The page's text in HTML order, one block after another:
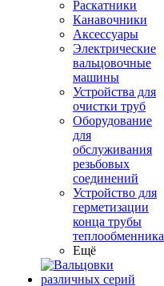
Раскатники
Канавочники
Аксессуары
Электрические
вальцовочные
машины
Устройства для
очистки труб
Оборудование
для
обслуживания
резьбовых
соединений
Устройство для
герметизации
конца трубы
теплообменника
Ещё